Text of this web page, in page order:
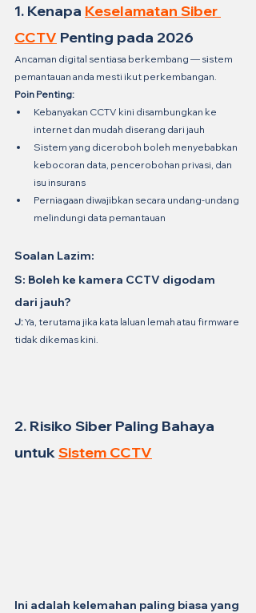
1. Kenapa Keselamatan Siber
CCTV Penting pada 2026
Ancaman digital sentiasa berkembang — sistem
pemantauan anda mesti ikut perkembangan.
Poin Penting:
Kebanyakan CCTV kini disambungkan ke
internet dan mudah diserang dari jauh
Sistem yang diceroboh boleh menyebabkan
kebocoran data, pencerobohan privasi, dan
isu insurans
Perniagaan diwajibkan secara undang-undang
melindungi data pemantauan
Soalan Lazim:
S: Boleh ke kamera CCTV digodam
dari jauh?
J: Ya, terutama jika kata laluan lemah atau firmware
tidak dikemas kini.
2. Risiko Siber Paling Bahaya
untuk Sistem CCTV
Ini adalah kelemahan paling biasa yang